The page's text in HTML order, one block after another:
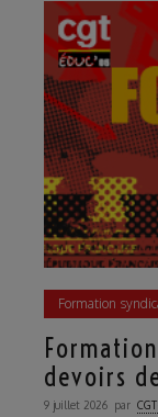
Formation
devoirs
9 juillet 2026 par